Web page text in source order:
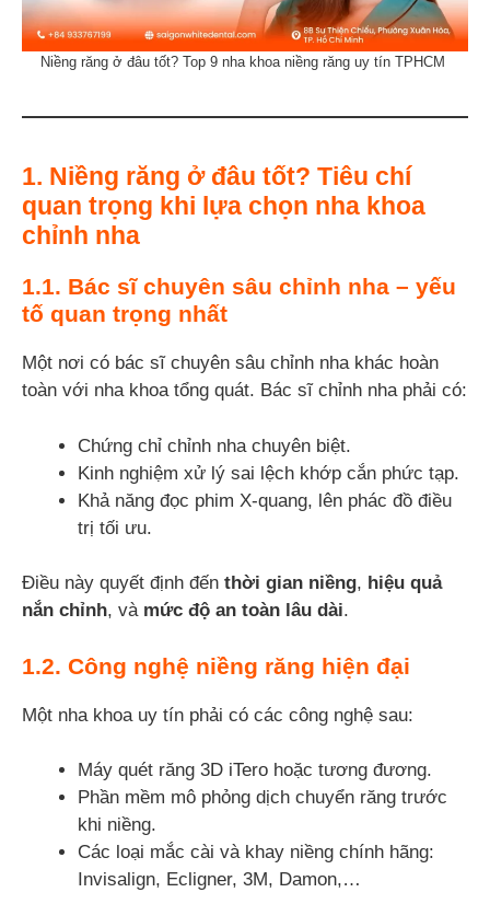
Niềng răng ở đâu tốt? Top 9 nha khoa niềng răng uy tín TPHCM
1. Niềng răng ở đâu tốt? Tiêu chí
quan trọng khi lựa chọn nha khoa
chỉnh nha
1.1. Bác sĩ chuyên sâu chỉnh nha – yếu
tố quan trọng nhất
Một nơi có bác sĩ chuyên sâu chỉnh nha khác hoàn
toàn với nha khoa tổng quát. Bác sĩ chỉnh nha phải có:
Chứng chỉ chỉnh nha chuyên biệt.
Kinh nghiệm xử lý sai lệch khớp cắn phức tạp.
Khả năng đọc phim X-quang, lên phác đồ điều
trị tối ưu.
Điều này quyết định đến thời gian niềng, hiệu quả
nắn chỉnh, và mức độ an toàn lâu dài.
1.2. Công nghệ niềng răng hiện đại
Một nha khoa uy tín phải có các công nghệ sau:
Máy quét răng 3D iTero hoặc tương đương.
Phần mềm mô phỏng dịch chuyển răng trước
khi niềng.
Các loại mắc cài và khay niềng chính hãng:
Invisalign, Ecligner, 3M, Damon,…